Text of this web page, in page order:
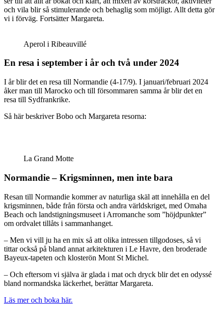
och vila blir så stimulerande och behaglig som möjligt. Allt detta gör
vi i förväg. Fortsätter Margareta.
Aperol i Ribeauvillé
En resa i september i år och två under 2024
I år blir det en resa till Normandie (4-17/9). I januari/februari 2024
åker man till Marocko och till försommaren samma år blir det en
resa till Sydfrankrike.
Så här beskriver Bobo och Margareta resorna:
La Grand Motte
Normandie – Krigsminnen, men inte bara
Resan till Normandie kommer av naturliga skäl att innehålla en del
krigsminnen, både från första och andra världskriget, med Omaha
Beach och landstigningsmuseet i Arromanche som ”höjdpunkter”
om ordvalet tillåts i sammanhanget.
– Men vi vill ju ha en mix så att olika intressen tillgodoses, så vi
tittar också på bland annat arkitekturen i Le Havre, den broderade
Bayeux-tapeten och klosterön Mont St Michel.
– Och eftersom vi själva är glada i mat och dryck blir det en odyssé
bland normandska läckerhet, berättar Margareta.
Läs mer och boka här.